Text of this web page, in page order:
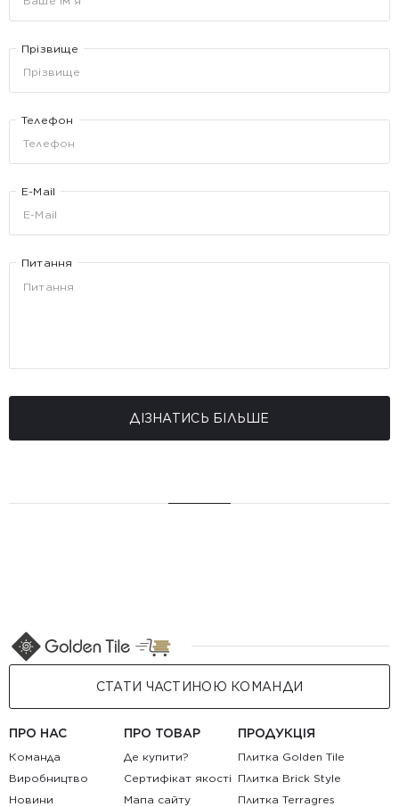
Прізвище
Телефон
E-Mail
Питання
ДІЗНАТИСЬ БІЛЬШЕ
СТАТИ ЧАСТИНОЮ КОМАНДИ
ПРО НАС
Команда
Виробництво
Новини
ПРО ТОВАР
Де купити?
Сертифікат якості
Мапа сайту
ПРОДУКЦІЯ
Плитка Golden Tile
Плитка Brick Style
Плитка Terragres